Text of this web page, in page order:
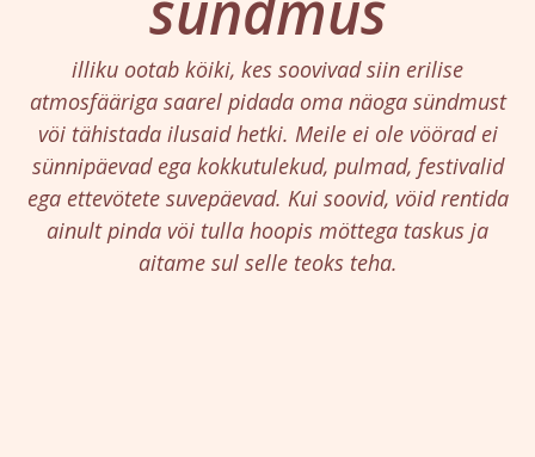
illiku ootab köiki, kes soovivad siin erilise
atmosfääriga saarel pidada oma näoga sündmust
vöi tähistada ilusaid hetki. Meile ei ole vöörad ei
sünnipäevad ega kokkutulekud, pulmad, festivalid
ega ettevötete suvepäevad. Kui soovid, vöid rentida
ainult pinda vöi tulla hoopis möttega taskus ja
aitame sul selle teoks teha.